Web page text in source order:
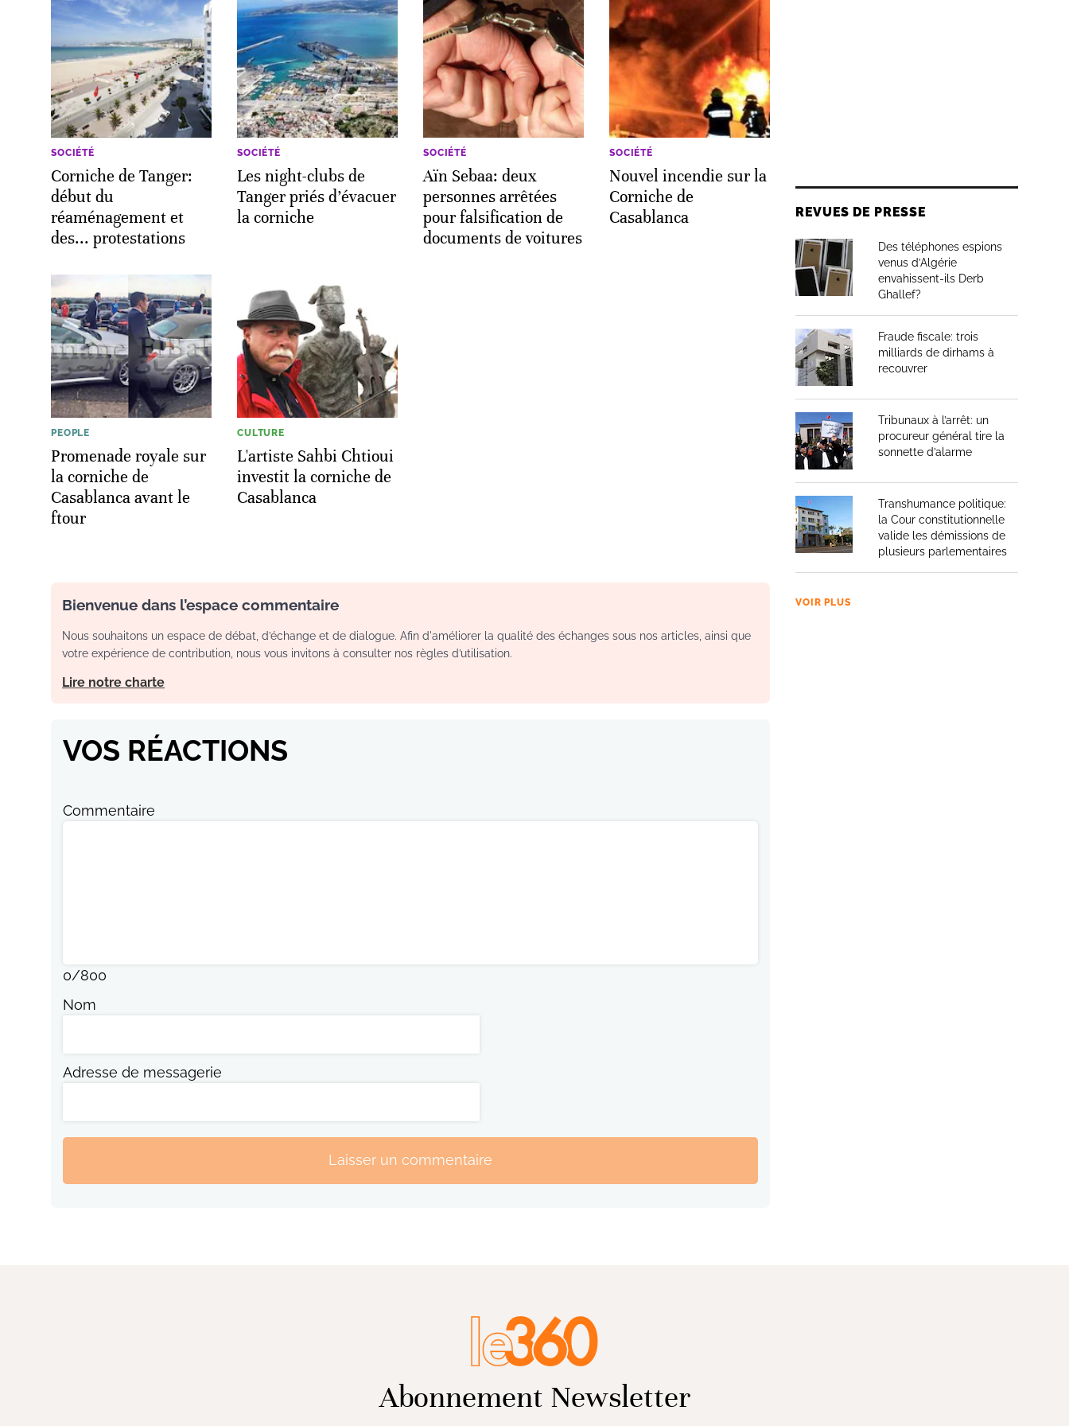
SOCIÉTÉ
Corniche de Tanger:
début du
réaménagement et
des... protestations
SOCIÉTÉ
Les night-clubs de
Tanger priés d’évacuer
la corniche
SOCIÉTÉ
Aïn Sebaa: deux
personnes arrêtées
pour falsification de
documents de voitures
SOCIÉTÉ
Nouvel incendie sur la
Corniche de
Casablanca
PEOPLE
Promenade royale sur
la corniche de
Casablanca avant le
ftour
CULTURE
L'artiste Sahbi Chtioui
investit la corniche de
Casablanca
Bienvenue dans l’espace commentaire
Nous souhaitons un espace de débat, d’échange et de dialogue. Afin d'améliorer la qualité des échanges sous nos articles, ainsi que
votre expérience de contribution, nous vous invitons à consulter nos règles d’utilisation.
Lire notre charte
VOS RÉACTIONS
Commentaire
0/800
Nom
Adresse de messagerie
Laisser un commentaire
REVUES DE PRESSE
Des téléphones espions
venus d’Algérie
envahissent-ils Derb
Ghallef?
Fraude fiscale: trois
milliards de dirhams à
recouvrer
Tribunaux à l’arrêt: un
procureur général tire la
sonnette d’alarme
Transhumance politique:
la Cour constitutionnelle
valide les démissions de
plusieurs parlementaires
VOIR PLUS
Abonnement Newsletter